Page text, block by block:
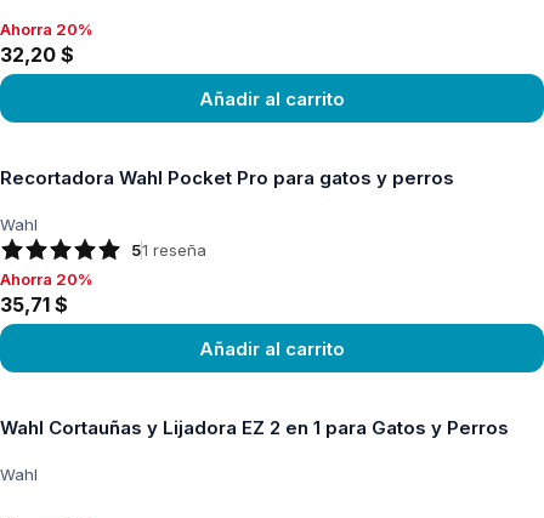
Ahorra 20%, 32,20 $
Ahorra 20%
32,20 $
Añadir al carrito
Recortadora Wahl Pocket Pro para gatos y perros
Wahl
51 reseña
Ahorra 20%, 35,71 $
Ahorra 20%
35,71 $
Añadir al carrito
Wahl Cortauñas y Lijadora EZ 2 en 1 para Gatos y Perros
Wahl